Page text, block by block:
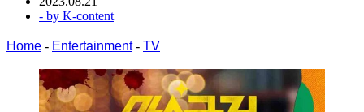
- by K-content
Home - Entertainment- TV